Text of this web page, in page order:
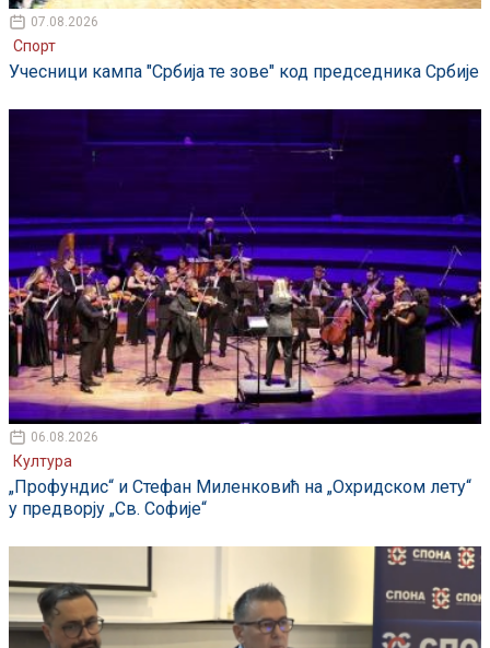
07.08.2026
Спорт
Учесници кампа "Србија те зове" код председника Србије
06.08.2026
Култура
„Профундис“ и Стефан Миленковић на „Охридском лету“
у предворју „Св. Софије“